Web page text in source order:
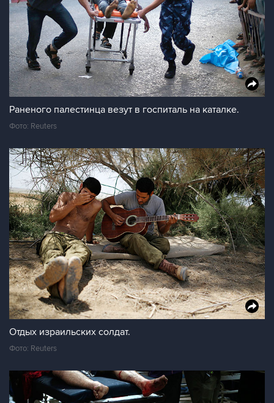
Раненого палестинца везут в госпиталь на каталке.
Фото: Reuters
Отдых израильских солдат.
Фото: Reuters